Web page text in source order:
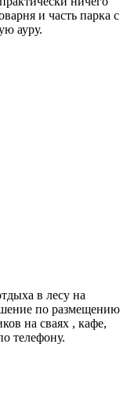
и часть парка с
ауру.
в лесу на
по размещению
на сваях , кафе,
телефону.